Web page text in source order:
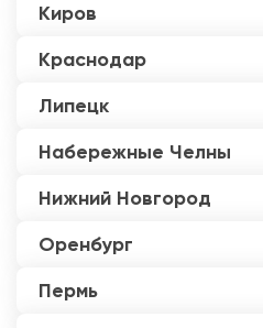
Киров
Краснодар
Липецк
Набережные Челны
Нижний Новгород
Оренбург
Пермь